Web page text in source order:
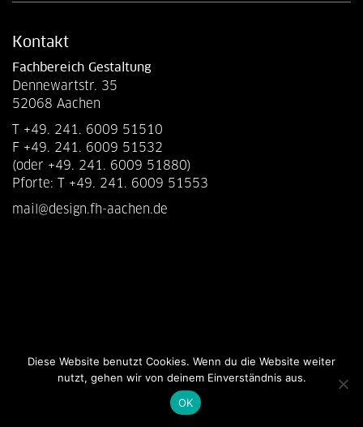
Kontakt
Fachbereich Gestaltung
Dennewartstr. 35
52068 Aachen
T +49. 241. 6009 51510
F +49. 241. 6009 51532
(oder +49. 241. 6009 51880)
Pforte: T +49. 241. 6009 51553
mail@design.fh-aachen.de
Diese Website benutzt Cookies. Wenn du die Website weiter
nutzt, gehen wir von deinem Einverständnis aus.
OK